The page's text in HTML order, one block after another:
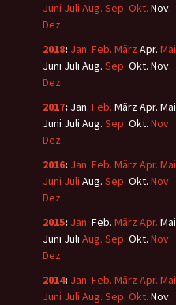
Juni Juli Aug. Sep. Okt. Nov.
Dez.
2018: Jan. Feb. März Apr. Mai
Juni Juli Aug. Sep. Okt. Nov.
Dez.
2017: Jan. Feb. MärzApr. Mai
Juni Juli Aug. Sep. Okt. Nov.
Dez.
2016: Jan. Feb. März Apr. Mai
Juni Juli Aug. Sep. Okt. Nov.
Dez.
2015: Jan. Feb. März Apr. Mai
Juni Juli Aug. Sep. Okt. Nov.
Dez.
2014: Jan. Feb. März Apr. Mai
Juni Juli Aug. Sep. Okt. Nov.